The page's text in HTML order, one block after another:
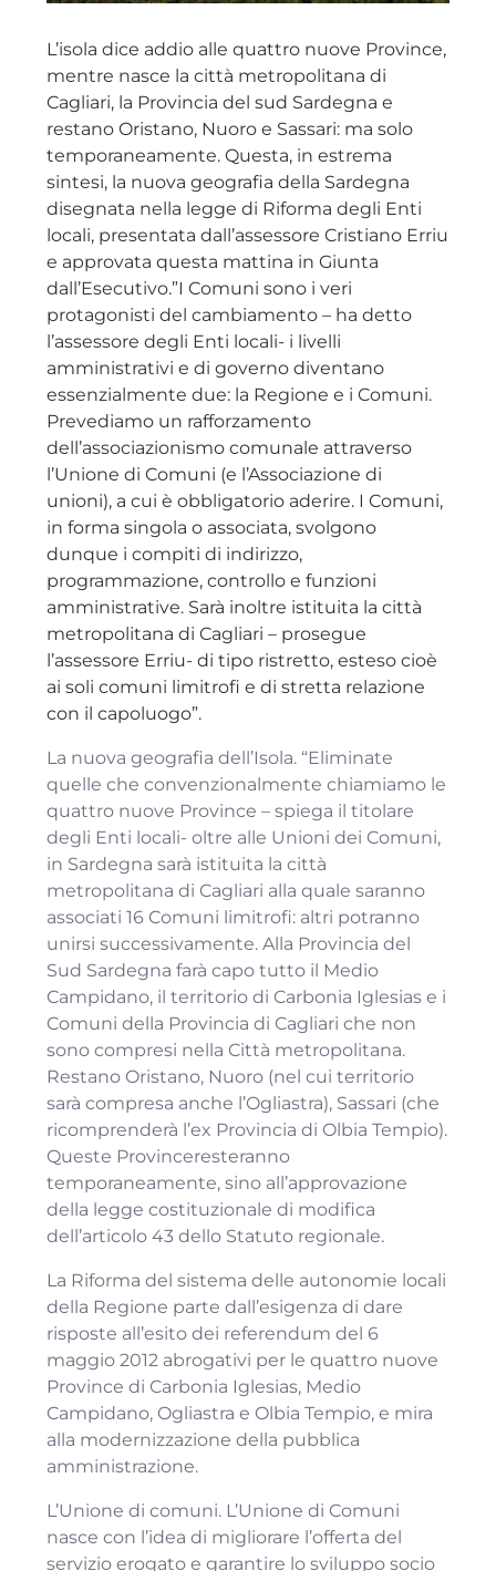
L’isola dice addio alle quattro nuove Province,
mentre nasce la città metropolitana di
Cagliari, la Provincia del sud Sardegna e
restano Oristano, Nuoro e Sassari: ma solo
temporaneamente. Questa, in estrema
sintesi, la nuova geografia della Sardegna
disegnata nella legge di Riforma degli Enti
locali, presentata dall’assessore Cristiano Erriu
e approvata questa mattina in Giunta
dall’Esecutivo.”I Comuni sono i veri
protagonisti del cambiamento – ha detto
l’assessore degli Enti locali- i livelli
amministrativi e di governo diventano
essenzialmente due: la Regione e i Comuni.
Prevediamo un rafforzamento
dell’associazionismo comunale attraverso
l’Unione di Comuni (e l’Associazione di
unioni), a cui è obbligatorio aderire. I Comuni,
in forma singola o associata, svolgono
dunque i compiti di indirizzo,
programmazione, controllo e funzioni
amministrative. Sarà inoltre istituita la città
metropolitana di Cagliari – prosegue
l’assessore Erriu- di tipo ristretto, esteso cioè
ai soli comuni limitrofi e di stretta relazione
con il capoluogo”.
La nuova geografia dell’Isola. “Eliminate
quelle che convenzionalmente chiamiamo le
quattro nuove Province – spiega il titolare
degli Enti locali- oltre alle Unioni dei Comuni,
in Sardegna sarà istituita la città
metropolitana di Cagliari alla quale saranno
associati 16 Comuni limitrofi: altri potranno
unirsi successivamente. Alla Provincia del
Sud Sardegna farà capo tutto il Medio
Campidano, il territorio di Carbonia Iglesias e i
Comuni della Provincia di Cagliari che non
sono compresi nella Città metropolitana.
Restano Oristano, Nuoro (nel cui territorio
sarà compresa anche l’Ogliastra), Sassari (che
ricomprenderà l’ex Provincia di Olbia Tempio).
Queste Provinceresteranno
temporaneamente, sino all’approvazione
della legge costituzionale di modifica
dell’articolo 43 dello Statuto regionale.
La Riforma del sistema delle autonomie locali
della Regione parte dall’esigenza di dare
risposte all’esito dei referendum del 6
maggio 2012 abrogativi per le quattro nuove
Province di Carbonia Iglesias, Medio
Campidano, Ogliastra e Olbia Tempio, e mira
alla modernizzazione della pubblica
amministrazione.
L’Unione di comuni. L’Unione di Comuni
nasce con l’idea di migliorare l’offerta del
servizio erogato e garantire lo sviluppo socio